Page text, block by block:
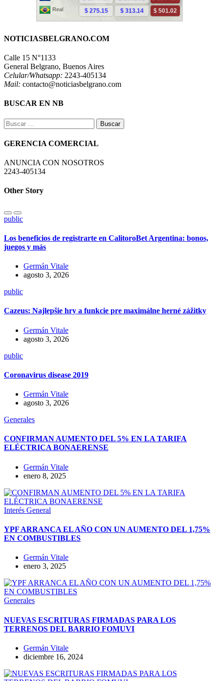
NOTICIASBELGRANO.COM
Calle 15 N°1133
General Belgrano, Buenos Aires
Celular/Whatsapp: 2243-405134
Mail: contacto@noticiasbelgrano.com
BUSCAR EN NB
Buscar:
GERENCIA COMERCIAL
ANUNCIA CON NOSOTROS
2243-405134
Other Story
public
Los beneficios de registrarte en CalitoroBet Argentina: bonos,
juegos y más
Germán Vitale
agosto 3, 2026
public
Cazeus: Najlepšie hry a funkcie pre maximálne herné zážitky
Germán Vitale
agosto 3, 2026
public
Coronavirus disease 2019
Germán Vitale
agosto 3, 2026
Generales
CONFIRMAN AUMENTO DEL 5% EN LA TARIFA
ELÉCTRICA BONAERENSE
Germán Vitale
enero 8, 2025
Interés General
YPF ARRANCA EL AÑO CON UN AUMENTO DEL 1,75%
EN COMBUSTIBLES
Germán Vitale
enero 3, 2025
Generales
NUEVAS ESCRITURAS FIRMADAS PARA LOS
TERRENOS DEL BARRIO FOMUVI
Germán Vitale
diciembre 16, 2024